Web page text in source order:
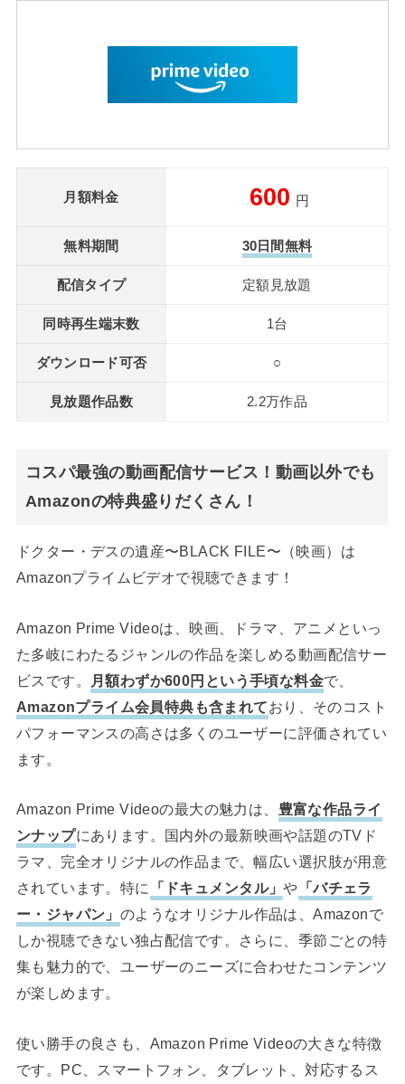
月額料金 600 円
無料期間 30日間無料
配信タイプ 定額見放題
同時再生端末数 1台
ダウンロード可否 ○
見放題作品数 2.2万作品
コスパ最強の動画配信サービス！動画以外でも
Amazonの特典盛りだくさん！
ドクター・デスの遺産〜BLACK FILE〜（映画）は
Amazonプライムビデオで視聴できます！
Amazon Prime Videoは、映画、ドラマ、アニメといっ
た多岐にわたるジャンルの作品を楽しめる動画配信サー
ビスです。
月額わずか600円という手頃な料金で、
Amazonプライム会員特典も含まれており、そのコスト
パフォーマンスの高さは多くのユーザーに評価されてい
ます。
Amazon Prime Videoの最大の魅力は、 豊富な作品ライ
ンナップにあります。国内外の最新映画や話題のTVド
ラマ、完全オリジナルの作品まで、幅広い選択肢が用意
されています。特に
「ドキュメンタル」や 「バチェラ
ー・ジャパン」 のようなオリジナル作品は、Amazonで
しか視聴できない独占配信です。さらに、季節ごとの特
集も魅力的で、ユーザーのニーズに合わせたコンテンツ
が楽しめます。
使い勝手の良さも、Amazon Prime Videoの大きな特徴
です。PC、スマートフォン、タブレット、対応するス